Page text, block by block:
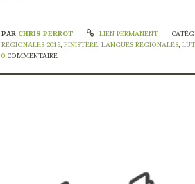
PAR CHRIS PERROT LIEN PERMANENT
RÉGIONALES 2015, FINISTÈRE, LANGUES RÉGIONALES,
0 COMMENTAIRE